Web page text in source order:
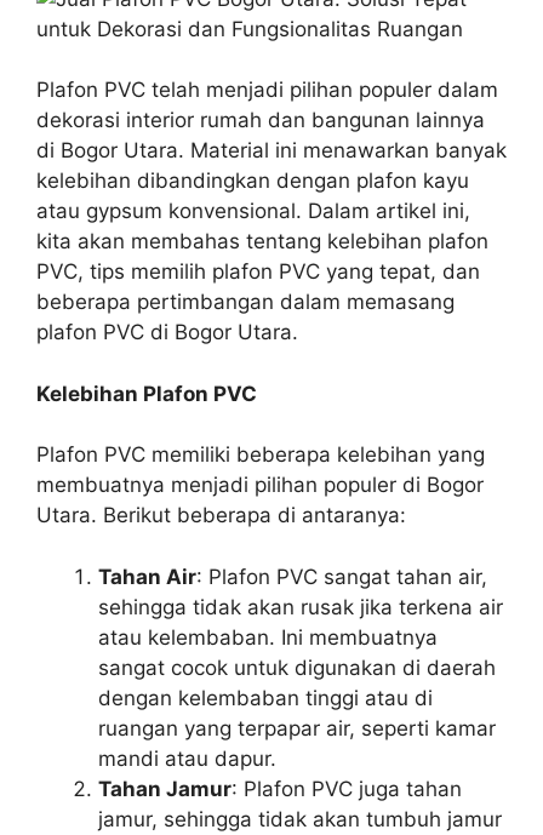
Plafon PVC telah menjadi pilihan populer dalam
dekorasi interior rumah dan bangunan lainnya
di Bogor Utara. Material ini menawarkan banyak
kelebihan dibandingkan dengan plafon kayu
atau gypsum konvensional. Dalam artikel ini,
kita akan membahas tentang kelebihan plafon
PVC, tips memilih plafon PVC yang tepat, dan
beberapa pertimbangan dalam memasang
plafon PVC di Bogor Utara.
Kelebihan Plafon PVC
Plafon PVC memiliki beberapa kelebihan yang
membuatnya menjadi pilihan populer di Bogor
Utara. Berikut beberapa di antaranya:
Tahan Air: Plafon PVC sangat tahan air,
sehingga tidak akan rusak jika terkena air
atau kelembaban. Ini membuatnya
sangat cocok untuk digunakan di daerah
dengan kelembaban tinggi atau di
ruangan yang terpapar air, seperti kamar
mandi atau dapur.
Tahan Jamur: Plafon PVC juga tahan
jamur, sehingga tidak akan tumbuh jamur